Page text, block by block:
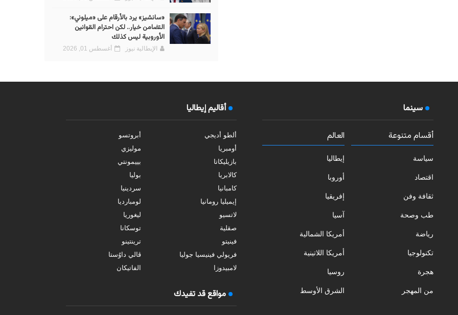
«سانشيز» يرد بالأرقام على «ميلوني»:
التضامن خيار.. لكن احترام القوانين
الأوروبية ليس كذلك
الإيطالية نيوز أغسطس 01, 2026
سينما
أقسام متنوعة
سياسة
اقتصاد
ثقافة وفن
طب وصحة
رياضة
تكنولوجيا
هجرة
من المهجر
العالم
إيطاليا
أوروبا
إفريقيا
آسيا
أمريكا الشمالية
أمريكا اللاتينية
روسيا
الشرق الأوسط
أقاليم إيطاليا
ألطو أديجي
أبروتسو
أومبريا
موليزي
بازيليكاتا
بييمونتي
كالابريا
بوليا
كامبانيا
سردينيا
إيميليا رومانيا
لومبارديا
لاتسيو
ليغوريا
صقلية
توسكانا
فينيتو
ترينتينو
فريولي فينيسيا جوليا
ڤالي داوُستا
لامبيدوزا
الفاتيكان
مواقع قد تفيدك